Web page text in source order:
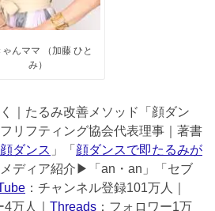
ゃんママ （加藤 ひと
み）
｜たるみ改善メソッド「顔ダン
リフティング協会代表理事｜著書
ダンス 」「 顔ダンスで即たるみが
メディア紹介▶︎「an・an」「セブ
：チャンネル登録101万人｜
万人｜ Threads ：フォロワー1万